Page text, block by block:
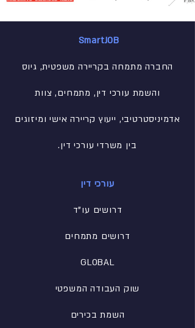
SmartJOB
החברה מתמחה בקריירה משפטית, גיוס
והשמת עורכי דין, מתמחים, צוות
אדמיניסטרטיבי, ייעוץ קריירה אישי ומיזוגים
בין משרדי עורכי דין.
עורכי דין
דרושים עו"ד
דרושים מתמחים
GLOBAL
שוק העבודה המשפטי
השמת בכירים